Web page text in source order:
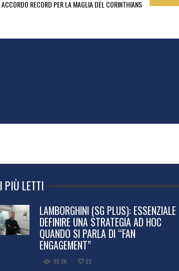
ACCORDO RECORD PER LA MAGLIA DEL CORINTHIANS
I PIÙ LETTI
LAMBORGHINI (SG PLUS): ESSENZIALE
DEFINIRE UNA STRATEGIA AD HOC
QUANDO SI PARLA DI “FAN
ENGAGEMENT”
98.8K 83